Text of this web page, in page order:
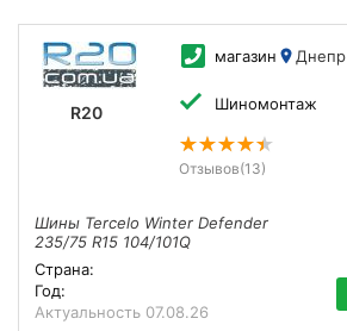
R20
магазин Днепр
Шиномонтаж
Отзывов(13)
Шины Tercelo Winter Defender
235/75 R15 104/101Q
Страна:
Год:
Актуальность 07.08.26